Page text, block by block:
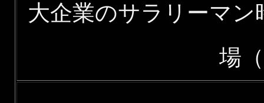
大企業のサラリーマ
場